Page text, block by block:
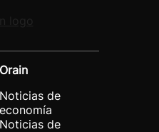
Orain
Noticias de
economía
Noticias de